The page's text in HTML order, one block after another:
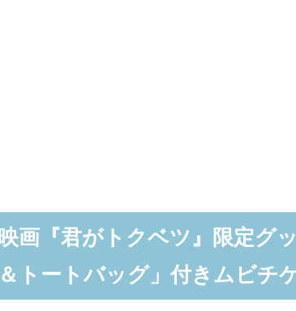
映画『君がトクベツ』限定グ
＆トートバッグ」付きムビチ